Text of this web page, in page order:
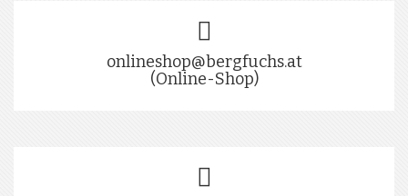
onlineshop@bergfuchs.at
(Online-Shop)